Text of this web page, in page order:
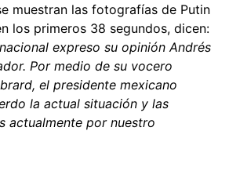
muestran las fotografías de Putin
los primeros 38 segundos, dicen:
expreso su opinión Andrés
Por medio de su vocero
el presidente mexicano
la actual situación y las
actualmente por nuestro